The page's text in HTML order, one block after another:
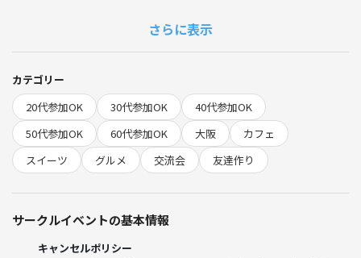
・新しいお友達を見つけたい方
人と話すのが苦手な方やおひとり様でも大歓迎ですので、お気軽にご参
加ください✨️✨️
⚠️注意事項⚠️
・勧誘や出会い目的での参加はお断りさせていただきます。
さらに表示
カテゴリー
20代参加OK
30代参加OK
40代参加OK
50代参加OK
60代参加OK 大阪
カフェ
スイーツ
グルメ 交流会 友達作り
サークルイベントの基本情報
キャンセルポリシー